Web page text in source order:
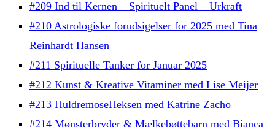
#209 Ind til Kernen – Spirituelt Panel – Urkraft
#210 Astrologiske forudsigelser for 2025 med Tina
Reinhardt Hansen
#211 Spirituelle Tanker for Januar 2025
#212 Kunst & Kreative Vitaminer med Lise Meijer
#213 HuldremoseHeksen med Katrine Zacho
#214 Mønsterbryder & Mælkebøttebarn med Bianca